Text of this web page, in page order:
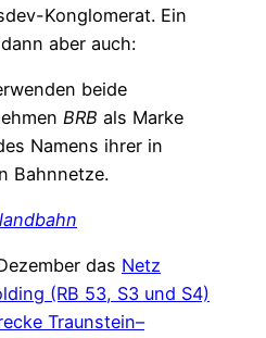
Konglomerat. Ein
aber auch:
beide
BRB als Marke
Namens ihrer in
Bahnnetze.
das Netz
(RB 53, S3 und S4)
Traunstein–